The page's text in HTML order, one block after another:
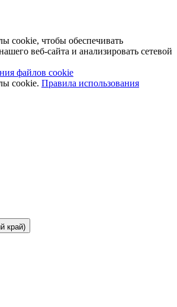
cookie, чтобы обеспечивать
веб-сайта и анализировать сетевой
файлов cookie
cookie. Правила использования
край)